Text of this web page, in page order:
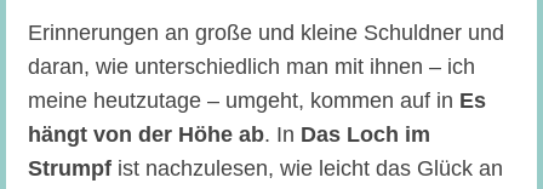
Erinnerungen an große und kleine Schuldner und
daran, wie unterschiedlich man mit ihnen – ich
meine heutzutage – umgeht, kommen auf in Es
hängt von der Höhe ab. In Das Loch im
Strumpfist nachzulesen, wie leicht das Glück an